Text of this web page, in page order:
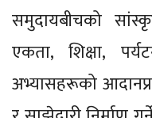
समुदायबीचको
एकता, शिक्षा,
अभ्यासहरूको